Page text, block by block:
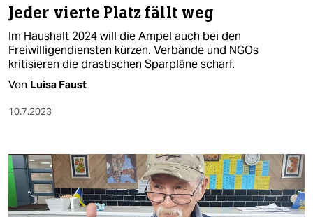
Jeder vierte Platz fällt weg
Im Haushalt 2024 will die Ampel auch bei den
Freiwilligendiensten kürzen. Verbände und NGOs
kritisieren die drastischen Sparpläne scharf.
Von Luisa Faust
10.7.2023